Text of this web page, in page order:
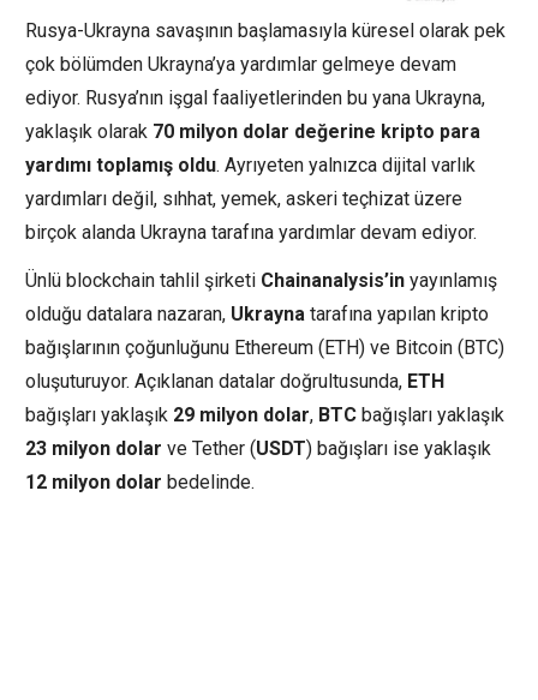
Rusya-Ukrayna savaşının başlamasıyla küresel olarak pek
çok bölümden Ukrayna’ya yardımlar gelmeye devam
ediyor. Rusya’nın işgal faaliyetlerinden bu yana Ukrayna,
yaklaşık olarak 70 milyon dolar değerine kripto para
yardımı toplamış oldu. Ayrıyeten yalnızca dijital varlık
yardımları değil, sıhhat, yemek, askeri teçhizat üzere
birçok alanda Ukrayna tarafına yardımlar devam ediyor.
Ünlü blockchain tahlil şirketi Chainanalysis’in yayınlamış
olduğu datalara nazaran, Ukrayna tarafına yapılan kripto
bağışlarının çoğunluğunu Ethereum (ETH) ve Bitcoin (BTC)
oluşuturuyor. Açıklanan datalar doğrultusunda, ETH
bağışları yaklaşık 29 milyon dolar, BTC bağışları yaklaşık
23 milyon dolar ve Tether (USDT) bağışları ise yaklaşık
12 milyon dolar bedelinde.